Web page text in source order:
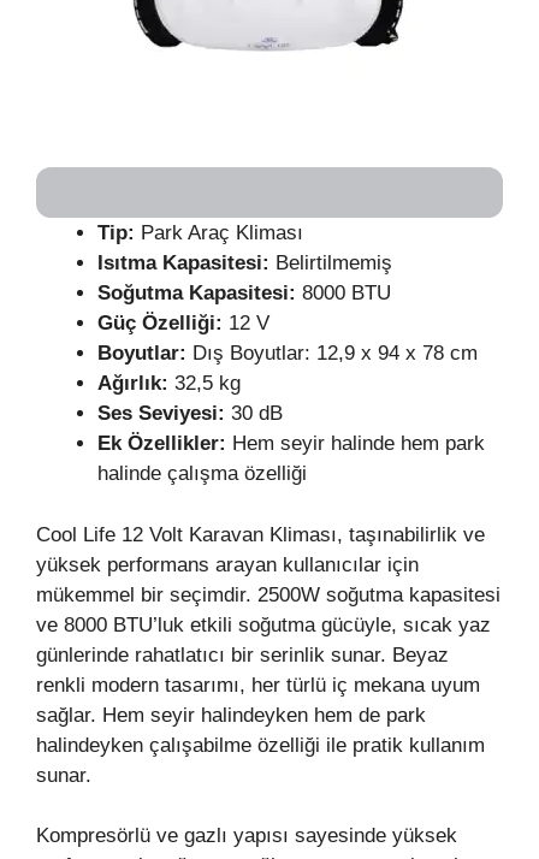
Tip: Park Araç Kliması
Isıtma Kapasitesi: Belirtilmemiş
Soğutma Kapasitesi: 8000 BTU
Güç Özelliği: 12 V
Boyutlar: Dış Boyutlar: 12,9 x 94 x 78 cm
Ağırlık: 32,5 kg
Ses Seviyesi: 30 dB
Ek Özellikler: Hem seyir halinde hem park
halinde çalışma özelliği
Cool Life 12 Volt Karavan Kliması, taşınabilirlik ve
yüksek performans arayan kullanıcılar için
mükemmel bir seçimdir. 2500W soğutma kapasitesi
ve 8000 BTU’luk etkili soğutma gücüyle, sıcak yaz
günlerinde rahatlatıcı bir serinlik sunar. Beyaz
renkli modern tasarımı, her türlü iç mekana uyum
sağlar. Hem seyir halindeyken hem de park
halindeyken çalışabilme özelliği ile pratik kullanım
sunar.
Kompresörlü ve gazlı yapısı sayesinde yüksek